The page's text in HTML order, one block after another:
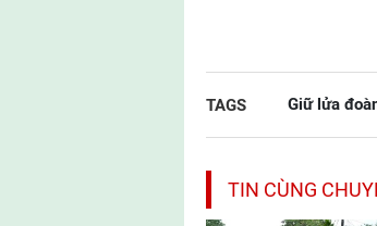
TAGS Giữ lửa
TIN CÙNG